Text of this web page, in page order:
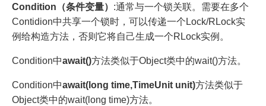
Condition（条件变量） :通常与一个锁关联。需要在多个
Contidion中共享一个锁时，可以传递一个Lock/RLock实
例给构造方法，否则它将自己生成一个RLock实例。
Condition中await()方法类似于Object类中的wait()方法。
Condition中await(long time,TimeUnit unit)方法类似于
Object类中的wait(long time)方法。